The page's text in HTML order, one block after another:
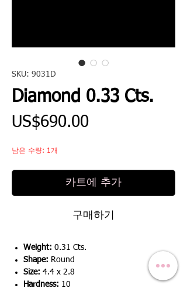
SKU: 9031D
Diamond 0.33 Cts.
US$690.00가
남은 수량: 1개
카트에 추가
구매하기
Weight: 0.31 Cts.
Shape: Round
Size: 4.4 x 2.8
Hardness: 10